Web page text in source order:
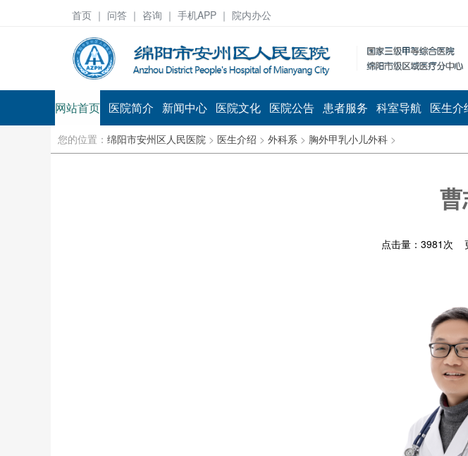
首页 ｜ 问答 ｜ 咨询 ｜ 手机APP ｜ 院内办公
网站首页 医院简介 新闻中心 医院文化 医院公告 患者服务 科室导航 医生介
您的位置： 绵阳市安州区人民医院 > 医生介绍 > 外科系 > 胸外甲乳小儿外科 >
点击量： 3981 次